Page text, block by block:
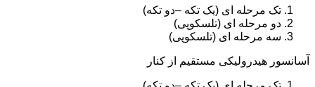
تک مرحله ای (یک تکه –دو تکه)
دو مرحله ای (تلسکوپی)
سه مرحله ای (تلسکوپی)
آسانسور هیدرولیکی مستقیم از کنار